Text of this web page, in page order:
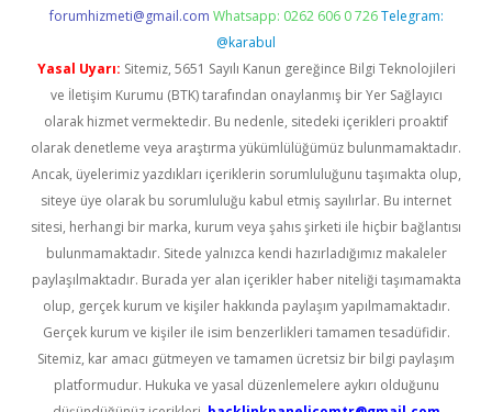
forumhizmeti@gmail.com Whatsapp: 0262 606 0 726 Telegram:
@karabul
Yasal Uyarı: Sitemiz, 5651 Sayılı Kanun gereğince Bilgi Teknolojileri
ve İletişim Kurumu (BTK) tarafından onaylanmış bir Yer Sağlayıcı
olarak hizmet vermektedir. Bu nedenle, sitedeki içerikleri proaktif
olarak denetleme veya araştırma yükümlülüğümüz bulunmamaktadır.
Ancak, üyelerimiz yazdıkları içeriklerin sorumluluğunu taşımakta olup,
siteye üye olarak bu sorumluluğu kabul etmiş sayılırlar. Bu internet
sitesi, herhangi bir marka, kurum veya şahıs şirketi ile hiçbir bağlantısı
bulunmamaktadır. Sitede yalnızca kendi hazırladığımız makaleler
paylaşılmaktadır. Burada yer alan içerikler haber niteliği taşımamakta
olup, gerçek kurum ve kişiler hakkında paylaşım yapılmamaktadır.
Gerçek kurum ve kişiler ile isim benzerlikleri tamamen tesadüfidir.
Sitemiz, kar amacı gütmeyen ve tamamen ücretsiz bir bilgi paylaşım
platformudur. Hukuka ve yasal düzenlemelere aykırı olduğunu